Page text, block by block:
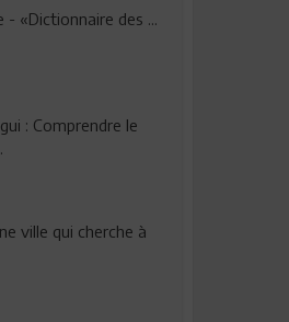
«Dictionnaire des ...
: Comprendre le
ville qui cherche à